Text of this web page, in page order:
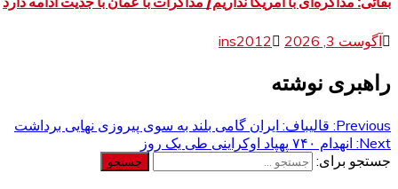
آگوست 3, 2026 ins2012
راهبری نوشته
Previous: قالیباف: ایران گامی بلند به سوی پیروزی نهایی برداشت
Next: انهدام ۷۴۰ پهپاد اوکراینی طی یک روز
جستجو برای: